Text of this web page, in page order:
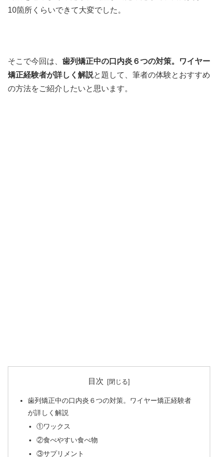
10箇所くらいできて大変でした。
そこで今回は、 歯列矯正中の口内炎６つの対策。ワイヤー
矯正経験者が詳しく解説と題して、筆者の体験とおすすめ
の方法をご紹介したいと思います。
目次
歯列矯正中の口内炎６つの対策。ワイヤー矯正経験者
が詳しく解説
①ワックス
②食べやすい食べ物
③サプリメント